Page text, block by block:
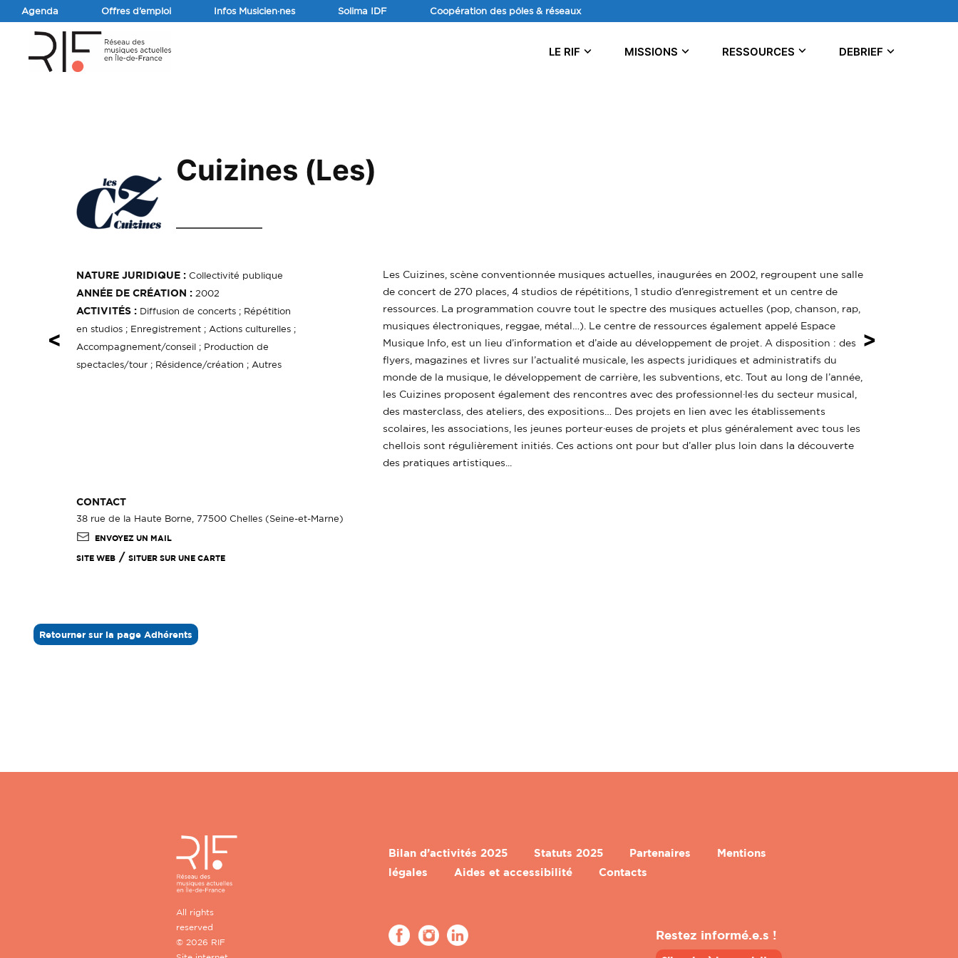
Aller
Agenda Offres d’emploi Infos Musicien·nes Solima IDF Coopération des pôles & réseaux
LE RIF MISSIONS RESSOURCES DEBRIEF
Cuizines (Les)
NATURE JURIDIQUE : Collectivité publique
ANNÉE DE CRÉATION : 2002
ACTIVITÉS : Diffusion de concerts ; Répétition
en studios ; Enregistrement ; Actions culturelles ;
Accompagnement/conseil ; Production de
spectacles/tour ; Résidence/création ; Autres
Les Cuizines, scène conventionnée musiques actuelles, inaugurées en 2002, regroupent une salle
de concert de 270 places, 4 studios de répétitions, 1 studio d’enregistrement et un centre de
ressources. La programmation couvre tout le spectre des musiques actuelles (pop, chanson, rap,
musiques électroniques, reggae, métal…). Le centre de ressources également appelé Espace
Musique Info, est un lieu d’information et d’aide au développement de projet. A disposition : des
flyers, magazines et livres sur l’actualité musicale, les aspects juridiques et administratifs du
monde de la musique, le développement de carrière, les subventions, etc. Tout au long de l’année,
les Cuizines proposent également des rencontres avec des professionnel·les du secteur musical,
des masterclass, des ateliers, des expositions… Des projets en lien avec les établissements
scolaires, les associations, les jeunes porteur·euses de projets et plus généralement avec tous les
chellois sont régulièrement initiés. Ces actions ont pour but d’aller plus loin dans la découverte
des pratiques artistiques...
CONTACT
38 rue de la Haute Borne, 77500 Chelles (Seine-et-Marne)
ENVOYEZ UN MAIL
SITE WEB / SITUER SUR UNE CARTE
< >
Retourner sur la page Adhérents
All rights
reserved
© 2026 RIF
Bilan d’activités 2025 Statuts 2025 Partenaires
Mentions
légales
Aides et accessibilité Contacts
Restez informé.e.s !